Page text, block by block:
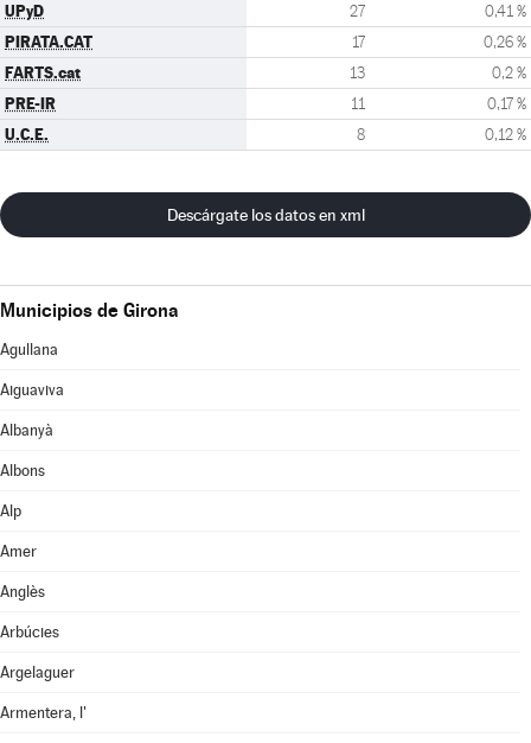
UPyD 27 0,41 %
PIRATA.CAT 17 0,26 %
FARTS.cat 13 0,2 %
PRE-IR 11 0,17 %
U.C.E. 8 0,12 %
Descárgate los datos en xml
Municipios de Girona
Agullana
Aiguaviva
Albanyà
Albons
Alp
Amer
Anglès
Arbúcies
Argelaguer
Armentera, l'